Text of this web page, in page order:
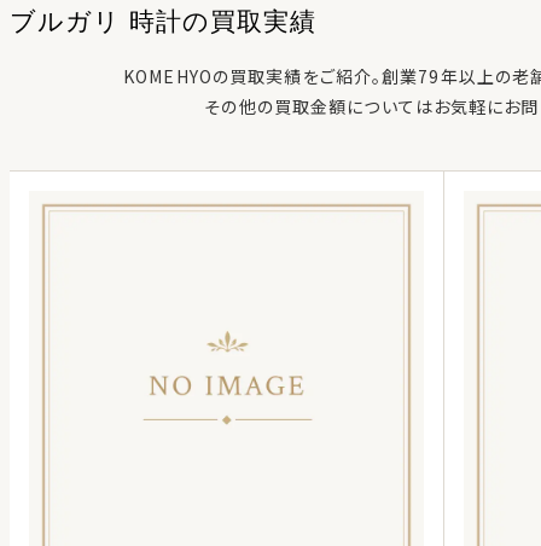
ブルガリ 時計の 買取実績
KOMEHYOの買取実績をご紹介。創業79年以上の老
その他の買取金額についてはお気軽にお問